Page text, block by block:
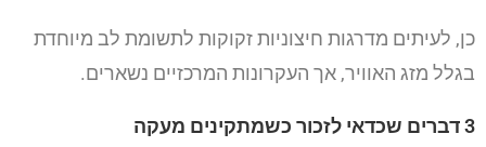
כן, לעיתים מדרגות חיצוניות זקוקות לתשומת לב מיוחדת
בגלל מזג האוויר, אך העקרונות המרכזיים נשארים.
3 דברים שכדאי לזכור כשמתקינים מעקה